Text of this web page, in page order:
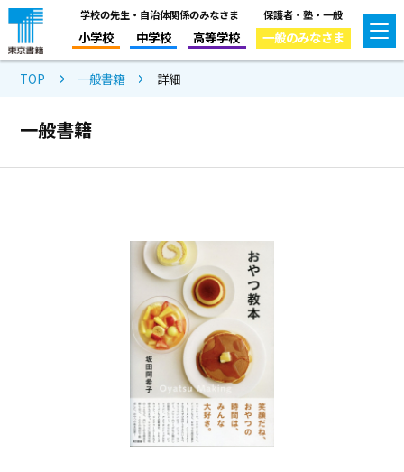
学校の先生・自治体関係のみなさま
小学校 中学校 高等学校
保護者・塾・一般
一般のみなさま
TOP 一般書籍 詳細
一般書籍